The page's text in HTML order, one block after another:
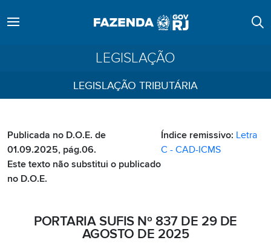
LEGISLAÇÃO
LEGISLAÇÃO TRIBUTÁRIA
Publicada no D.O.E. de
01.09.2025, pág.06.
Este texto não substitui o publicado
no D.O.E.
Índice remissivo: Letra
C - CAD-ICMS
PORTARIA SUFIS Nº 837 DE 29 DE
AGOSTO DE 2025